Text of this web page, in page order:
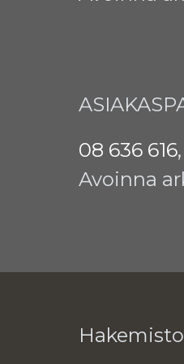
08 636 616,
Avoinna
Hakemisto